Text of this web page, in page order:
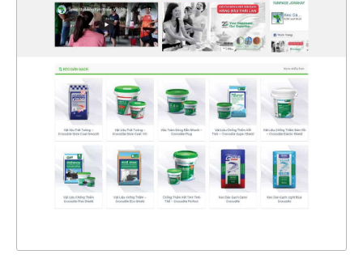
4342
CHI TIẾT
XEM THỰC TẾ